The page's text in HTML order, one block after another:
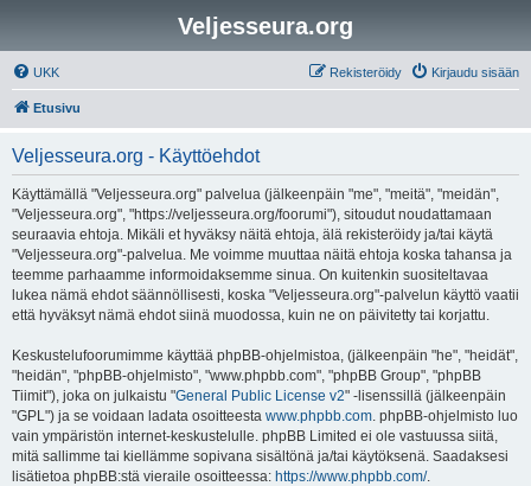
Veljesseura.org
UKK Kirjaudu sisään
Rekisteröidy
Etusivu
Veljesseura.org - Käyttöehdot
Käyttämällä "Veljesseura.org" palvelua (jälkeenpäin "me", "meitä", "meidän",
"Veljesseura.org", "https://veljesseura.org/foorumi"), sitoudut noudattamaan
seuraavia ehtoja. Mikäli et hyväksy näitä ehtoja, älä rekisteröidy ja/tai käytä
"Veljesseura.org"-palvelua. Me voimme muuttaa näitä ehtoja koska tahansa ja
teemme parhaamme informoidaksemme sinua. On kuitenkin suositeltavaa
lukea nämä ehdot säännöllisesti, koska "Veljesseura.org"-palvelun käyttö vaatii
että hyväksyt nämä ehdot siinä muodossa, kuin ne on päivitetty tai korjattu.
Keskustelufoorumimme käyttää phpBB-ohjelmistoa, (jälkeenpäin "he", "heidät",
"heidän", "phpBB-ohjelmisto", "www.phpbb.com", "phpBB Group", "phpBB
Tiimit"), joka on julkaistu "General Public License v2" -lisenssillä (jälkeenpäin
"GPL") ja se voidaan ladata osoitteesta www.phpbb.com. phpBB-ohjelmisto luo
vain ympäristön internet-keskustelulle. phpBB Limited ei ole vastuussa siitä,
mitä sallimme tai kiellämme sopivana sisältönä ja/tai käytöksenä. Saadaksesi
lisätietoa phpBB:stä vieraile osoitteessa: https://www.phpbb.com/.